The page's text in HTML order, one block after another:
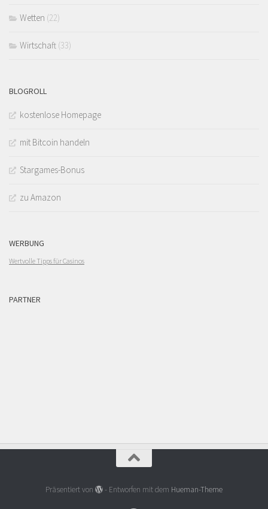
Wetten (22)
Wirtschaft (33)
BLOGROLL
kostenlose Homepage
mit Bitcoin handeln
Stargames-Bonus
zu Amazon
WERBUNG
Wertvolle Tipps für Casinos
PARTNER
Präsentiert von - Entworfen mit dem Hueman-Theme